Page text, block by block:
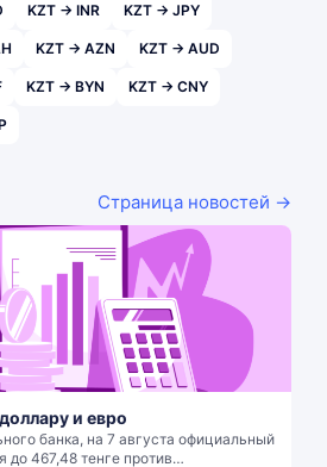
KZT → INR KZT → JPY
KZT → AZN KZT → AUD
KZT → BYN KZT → CNY
Страница новостей →
и евро
банка, на 7 августа официальный
до 467,48 тенге против…